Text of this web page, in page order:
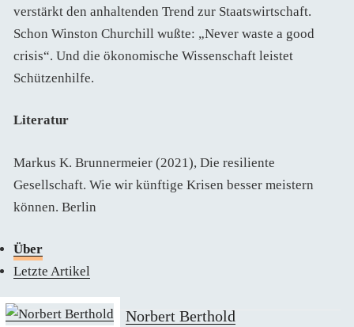
verstärkt den anhaltenden Trend zur Staatswirtschaft.
Schon Winston Churchill wußte: „Never waste a good
crisis“. Und die ökonomische Wissenschaft leistet
Schützenhilfe.
Literatur
Markus K. Brunnermeier (2021), Die resiliente
Gesellschaft. Wie wir künftige Krisen besser meistern
können. Berlin
Über
Letzte Artikel
Norbert Berthold